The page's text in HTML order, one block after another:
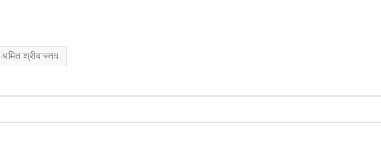
अमित श्रीवास्तव